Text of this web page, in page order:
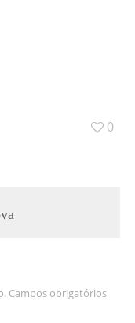
0
Campos obrigatórios